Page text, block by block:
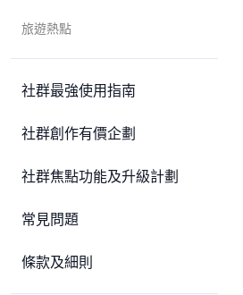
旅遊熱點
社群最強使用指南
社群創作有價企劃
社群焦點功能及升級計劃
常見問題
條款及細則